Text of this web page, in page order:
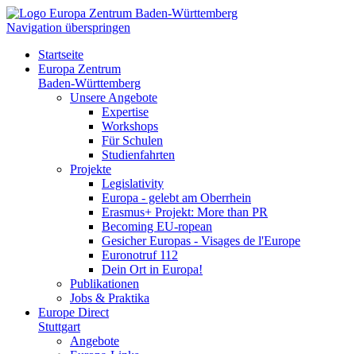
Navigation überspringen
Startseite
Europa Zentrum
Baden-Württemberg
Unsere Angebote
Expertise
Workshops
Für Schulen
Studienfahrten
Projekte
Legislativity
Europa - gelebt am Oberrhein
Erasmus+ Projekt: More than PR
Becoming EU-ropean
Gesicher Europas - Visages de l'Europe
Euronotruf 112
Dein Ort in Europa!
Publikationen
Jobs & Praktika
Europe Direct
Stuttgart
Angebote